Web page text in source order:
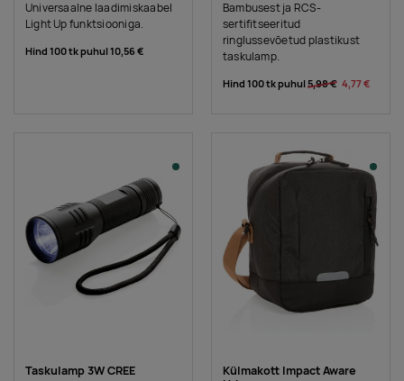
Universaalne laadimiskaabel
Light Up funktsiooniga.
Hind 100 tk puhul10,56 €
Bambusest ja RCS-
sertifitseeritud
ringlussevõetud plastikust
taskulamp.
Hind 100 tk puhul5,98 € 4,77 €
Taskulamp 3W CREE
Külmakott Impact Aware